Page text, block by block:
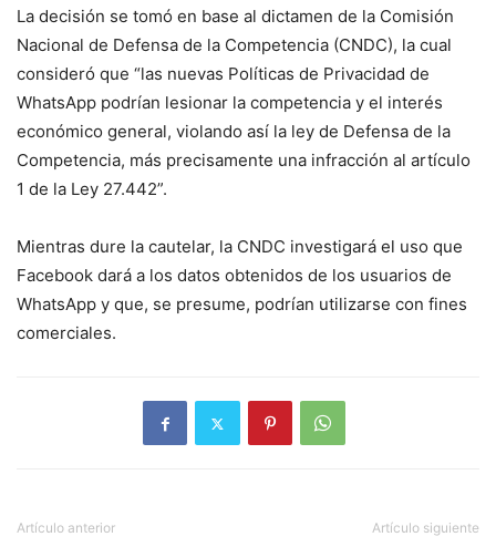
La decisión se tomó en base al dictamen de la Comisión
Nacional de Defensa de la Competencia (CNDC), la cual
consideró que “las nuevas Políticas de Privacidad de
WhatsApp podrían lesionar la competencia y el interés
económico general, violando así la ley de Defensa de la
Competencia, más precisamente una infracción al artículo
1 de la Ley 27.442”.
Mientras dure la cautelar, la CNDC investigará el uso que
Facebook dará a los datos obtenidos de los usuarios de
WhatsApp y que, se presume, podrían utilizarse con fines
comerciales.
Artículo anterior Artículo siguiente